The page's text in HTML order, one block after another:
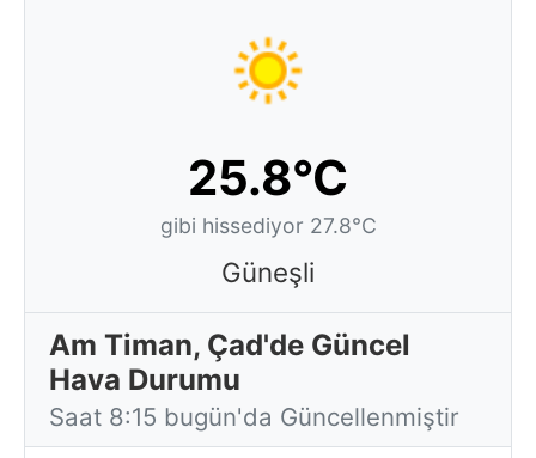
25.8°C
gibi hissediyor 27.8°C
Güneşli
Am Timan, Çad'de Güncel
Hava Durumu
Saat 8:15 bugün'da Güncellenmiştir